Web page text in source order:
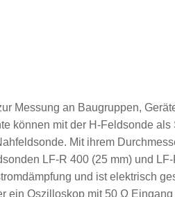
Messung an Baugruppen,
können mit der H-Feldsonde
Mit ihrem
LF-R 400 (25 mm) und
und ist elektrisch
ein Oszilloskop mit 50 Ω